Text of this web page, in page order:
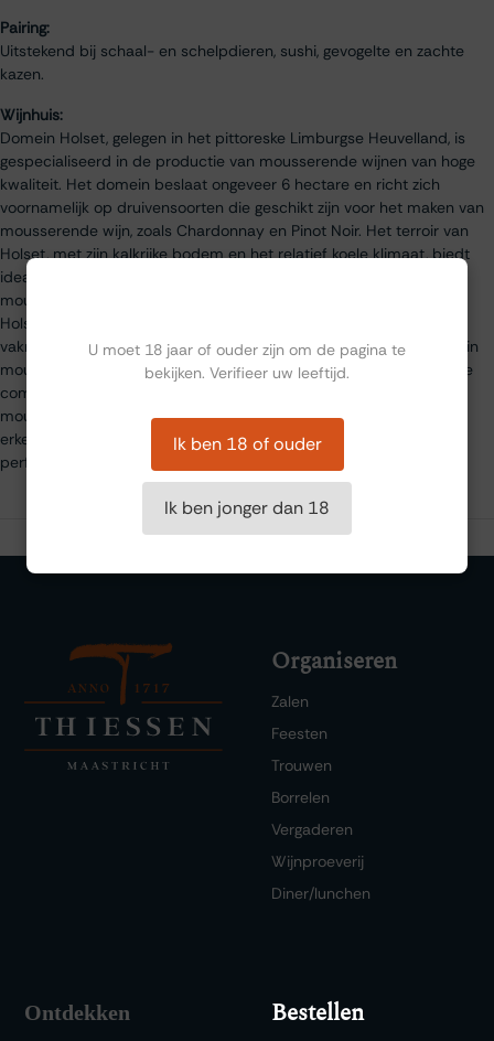
Pairing:
Uitstekend bij schaal- en schelpdieren, sushi, gevogelte en zachte
kazen.
Wijnhuis:
Domein Holset, gelegen in het pittoreske Limburgse Heuvelland, is
gespecialiseerd in de productie van mousserende wijnen van hoge
kwaliteit. Het domein beslaat ongeveer 6 hectare en richt zich
voornamelijk op druivensoorten die geschikt zijn voor het maken van
mousserende wijn, zoals Chardonnay en Pinot Noir. Het terroir van
Holset, met zijn kalkrijke bodem en het relatief koele klimaat, biedt
ideale omstandigheden voor het produceren van verfijnde
mousserende wijnen volgens de traditionele methode. Domein
Holset staat bekend om zijn toewijding aan duurzaamheid en
vakmanschap. De wijnen rijpen langdurig op de lie, wat resulteert in
mousserende wijnen met een rijke, romige textuur en een verfijnde
complexiteit. Holset is een van de pioniers in de Nederlandse
mousserende wijnproductie en wordt nationaal en internationaal
erkend voor zijn kwaliteitswijnen. De Holset Classic Brut is een
perfect voorbeeld van hun vakmanschap en finesse.
Organiseren
Zalen
Feesten
Trouwen
Borrelen
Vergaderen
Wijnproeverij
Diner/lunchen
Ontdekken Bestellen
U moet 18 jaar of ouder zijn om de pagina te
bekijken. Verifieer uw leeftijd.
Ik ben 18 of ouder
Ik ben jonger dan 18